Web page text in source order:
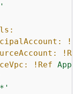
!Ref
!Ref